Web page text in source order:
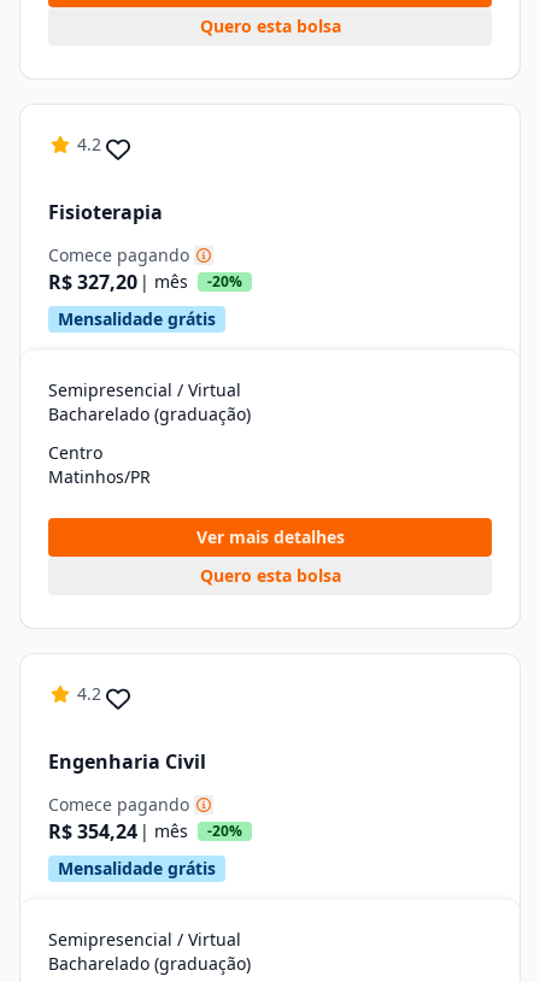
Quero esta bolsa
4.2
Fisioterapia
Comece pagando
R$ 327,20 | mês -20%
Mensalidade grátis
Semipresencial / Virtual
Bacharelado (graduação)
Centro
Matinhos/PR
Ver mais detalhes
Quero esta bolsa
4.2
Engenharia Civil
Comece pagando
R$ 354,24 | mês -20%
Mensalidade grátis
Semipresencial / Virtual
Bacharelado (graduação)